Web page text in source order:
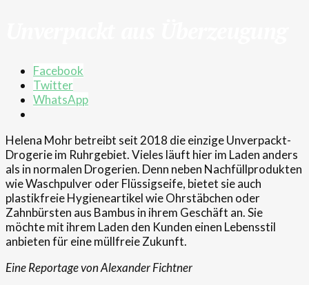
Facebook
Twitter
WhatsApp
Helena Mohr betreibt seit 2018 die einzige Unverpackt-
Drogerie im Ruhrgebiet. Vieles läuft hier im Laden anders
als in normalen Drogerien. Denn neben Nachfüllprodukten
wie Waschpulver oder Flüssigseife, bietet sie auch
plastikfreie Hygieneartikel wie Ohrstäbchen oder
Zahnbürsten aus Bambus in ihrem Geschäft an. Sie
möchte mit ihrem Laden den Kunden einen Lebensstil
anbieten für eine müllfreie Zukunft.
Eine Reportage von Alexander Fichtner